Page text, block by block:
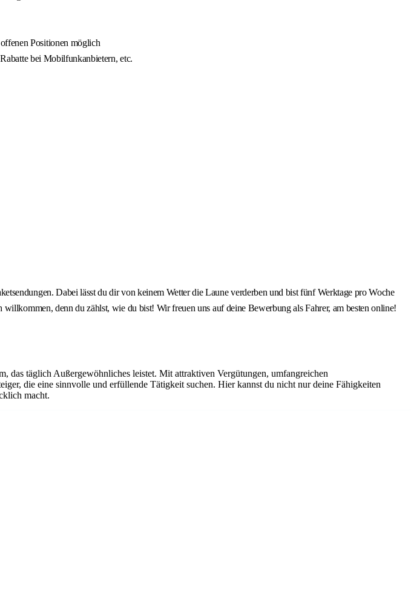
Positionen möglich
bei Mobilfunkanbietern, etc.
Dabei lässt du dir von keinem Wetter die Laune verderben und bist fünf Werktage pro Woche
denn du zählst, wie du bist! Wir freuen uns auf deine Bewerbung als Fahrer, am besten online!
das täglich Außergewöhnliches leistet. Mit attraktiven Vergütungen, umfangreichen
die eine sinnvolle und erfüllende Tätigkeit suchen. Hier kannst du nicht nur deine Fähigkeiten
macht.